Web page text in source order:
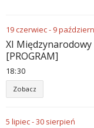
19czerwiec- 9
XI
[PROGRAM]
18 30
Zobacz
5 lipiec-30 sierpień